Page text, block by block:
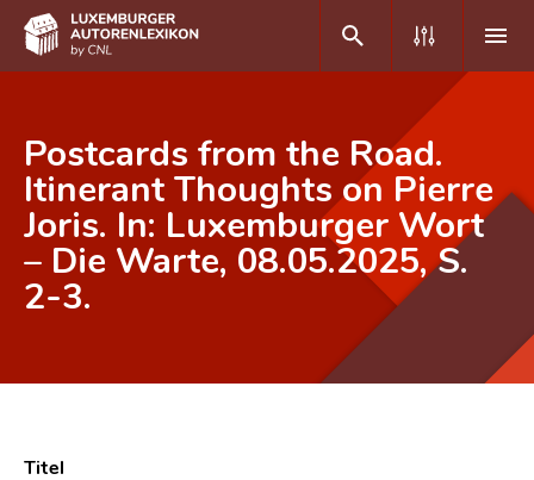
DE FR
Home
Autor(inn)en A-Z
Erweiterte Suche
Forschungsgruppe
Postcards from the Road.
Itinerant Thoughts on Pierre
Joris. In: Luxemburger Wort
– Die Warte, 08.05.2025, S.
2-3.
Titel